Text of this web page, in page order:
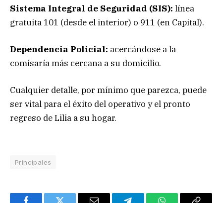
Sistema Integral de Seguridad (SIS): línea
gratuita 101 (desde el interior) o 911 (en Capital).
Dependencia Policial: acercándose a la
comisaría más cercana a su domicilio.
Cualquier detalle, por mínimo que parezca, puede
ser vital para el éxito del operativo y el pronto
regreso de Lilia a su hogar.
Principales